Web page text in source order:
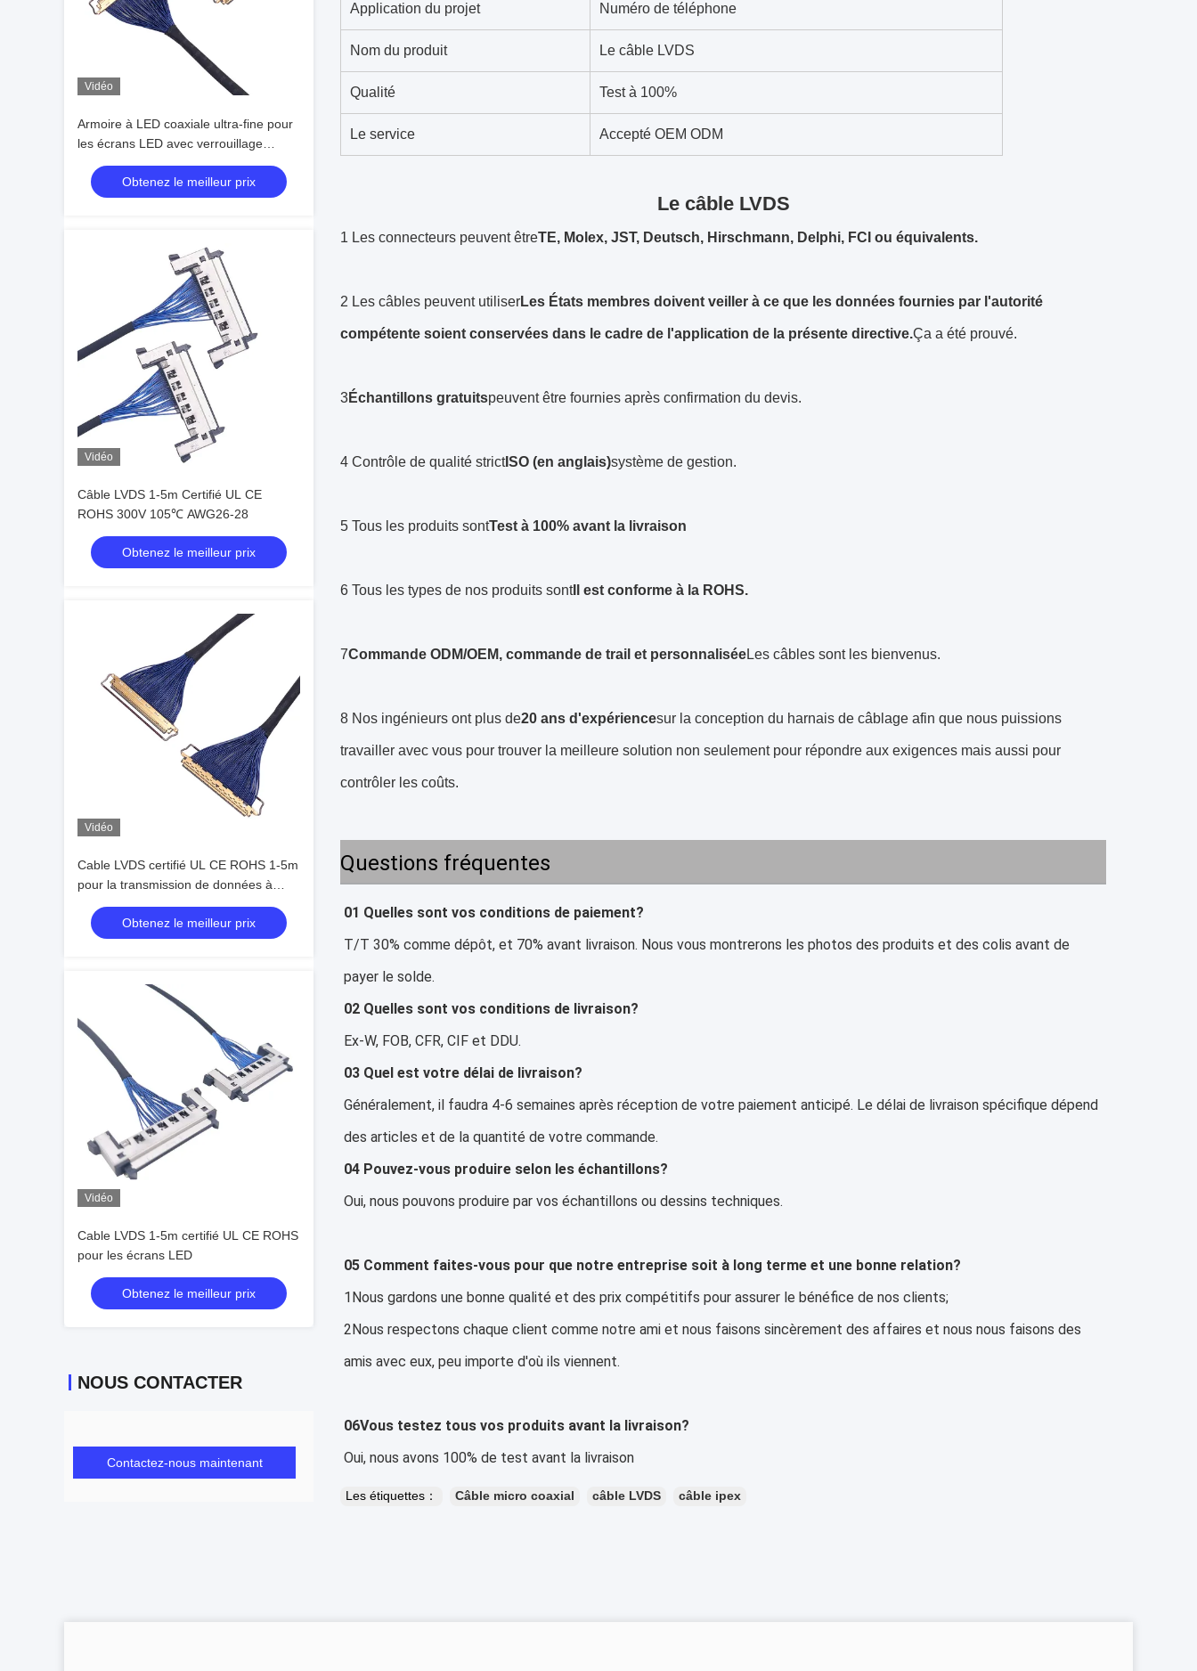
Vidéo
Armoire à LED coaxiale ultra-fine pour
les écrans LED avec verrouillage
plaqué argenté, fabricants de harnais
de fil fiablesObtenez le meilleur prix
Vidéo
Câble LVDS 1-5m Certifié UL CE
ROHS 300V 105℃ AWG26-28
Obtenez le meilleur prix
Vidéo
Cable LVDS certifié UL CE ROHS 1-5m
pour la transmission de données à
grande vitesse
Obtenez le meilleur prix
Vidéo
Cable LVDS 1-5m certifié UL CE ROHS
pour les écrans LED
Obtenez le meilleur prix
NOUS CONTACTER
Contactez-nous maintenant
Application du projet Numéro de téléphone
Nom du produit Le câble LVDS
Qualité Test à 100%
Le service Accepté OEM ODM
Le câble LVDS
1 Les connecteurs peuvent êtreTE, Molex, JST, Deutsch, Hirschmann, Delphi, FCI ou équivalents.
2 Les câbles peuvent utiliserLes États membres doivent veiller à ce que les données fournies par l'autorité
compétente soient conservées dans le cadre de l'application de la présente directive.Ça a été prouvé.
3Échantillons gratuitspeuvent être fournies après confirmation du devis.
4 Contrôle de qualité strictISO (en anglais)système de gestion.
5 Tous les produits sontTest à 100% avant la livraison
6 Tous les types de nos produits sontIl est conforme à la ROHS.
7Commande ODM/OEM, commande de trail et personnaliséeLes câbles sont les bienvenus.
8 Nos ingénieurs ont plus de20 ans d'expériencesur la conception du harnais de câblage afin que nous puissions
travailler avec vous pour trouver la meilleure solution non seulement pour répondre aux exigences mais aussi pour
contrôler les coûts.
Questions fréquentes
01 Quelles sont vos conditions de paiement?
T/T 30% comme dépôt, et 70% avant livraison. Nous vous montrerons les photos des produits et des colis avant de
payer le solde.
02 Quelles sont vos conditions de livraison?
Ex-W, FOB, CFR, CIF et DDU.
03 Quel est votre délai de livraison?
Généralement, il faudra 4-6 semaines après réception de votre paiement anticipé. Le délai de livraison spécifique dépend
des articles et de la quantité de votre commande.
04 Pouvez-vous produire selon les échantillons?
Oui, nous pouvons produire par vos échantillons ou dessins techniques.
05 Comment faites-vous pour que notre entreprise soit à long terme et une bonne relation?
1Nous gardons une bonne qualité et des prix compétitifs pour assurer le bénéfice de nos clients;
2Nous respectons chaque client comme notre ami et nous faisons sincèrement des affaires et nous nous faisons des
amis avec eux, peu importe d'où ils viennent.
06Vous testez tous vos produits avant la livraison?
Oui, nous avons 100% de test avant la livraison
Les étiquettes： Câble micro coaxial câble LVDS câble ipex